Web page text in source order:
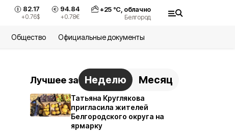
82.17
+0.76$
94.84
+0.78€
+25°С, облачно
Белгород
Общество Официальные документы
Лучшее за Неделю Месяц
Татьяна Круглякова
пригласила жителей
Белгородского округа на
ярмарку